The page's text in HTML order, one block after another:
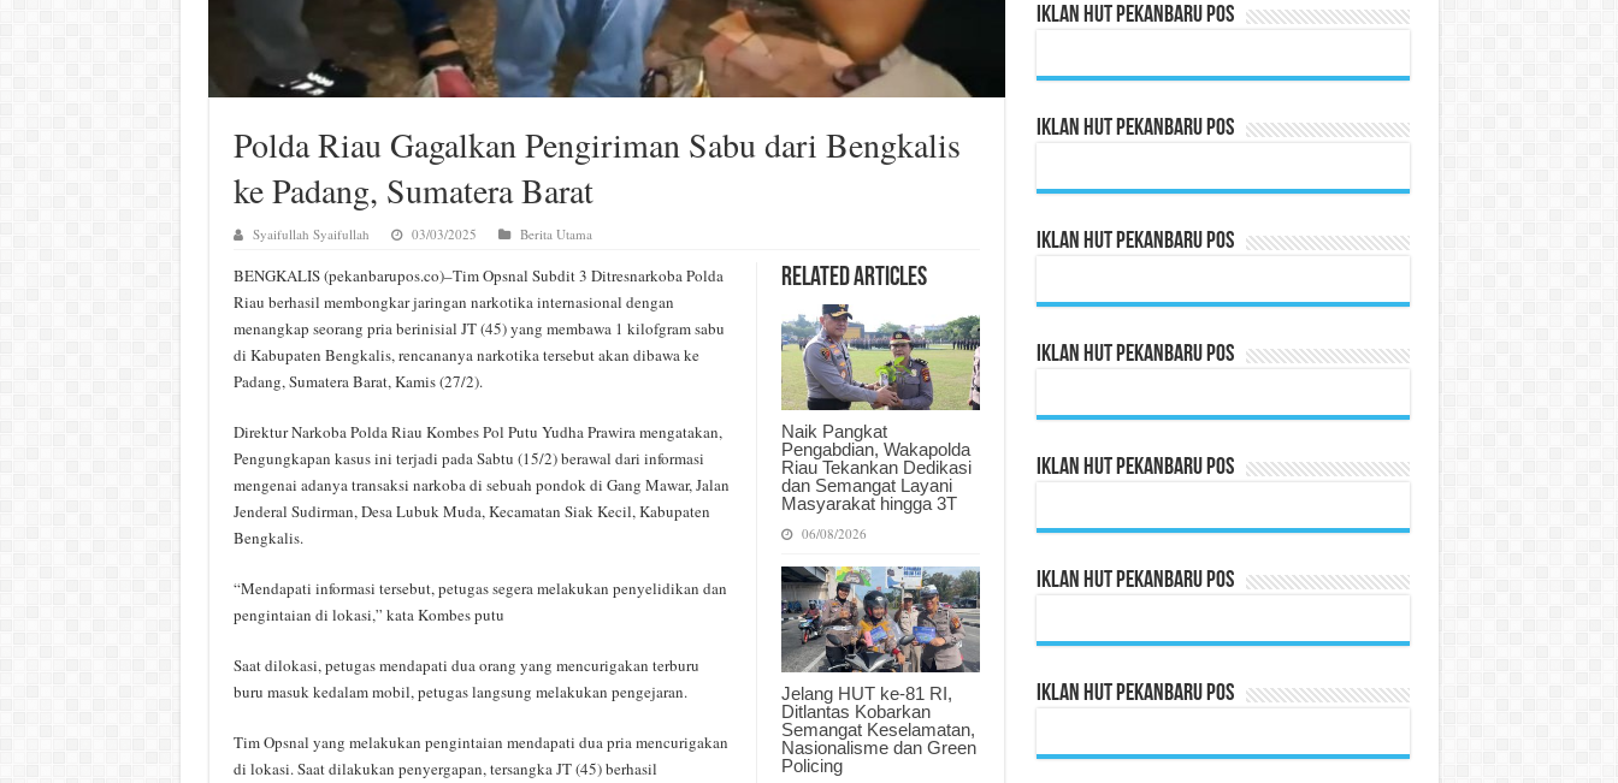
Polda Riau Gagalkan Pengiriman Sabu dari Bengkalis
ke Padang, Sumatera Barat
Syaifullah Syaifullah 03/03/2025 Berita Utama
Related Articles
Naik Pangkat
Pengabdian, Wakapolda
Riau Tekankan Dedikasi
dan Semangat Layani
Masyarakat hingga 3T
06/08/2026
Jelang HUT ke-81 RI,
Ditlantas Kobarkan
Semangat Keselamatan,
Nasionalisme dan Green
Policing
BENGKALIS (pekanbarupos.co)–Tim Opsnal Subdit 3 Ditresnarkoba Polda
Riau berhasil membongkar jaringan narkotika internasional dengan
menangkap seorang pria berinisial JT (45) yang membawa 1 kilofgram sabu
di Kabupaten Bengkalis, rencananya narkotika tersebut akan dibawa ke
Padang, Sumatera Barat, Kamis (27/2).
Direktur Narkoba Polda Riau Kombes Pol Putu Yudha Prawira mengatakan,
Pengungkapan kasus ini terjadi pada Sabtu (15/2) berawal dari informasi
mengenai adanya transaksi narkoba di sebuah pondok di Gang Mawar, Jalan
Jenderal Sudirman, Desa Lubuk Muda, Kecamatan Siak Kecil, Kabupaten
Bengkalis.
“Mendapati informasi tersebut, petugas segera melakukan penyelidikan dan
pengintaian di lokasi,” kata Kombes putu
Saat dilokasi, petugas mendapati dua orang yang mencurigakan terburu
buru masuk kedalam mobil, petugas langsung melakukan pengejaran.
Tim Opsnal yang melakukan pengintaian mendapati dua pria mencurigakan
di lokasi. Saat dilakukan penyergapan, tersangka JT (45) berhasil
Iklan HUT Pekanbaru Pos
Iklan HUT Pekanbaru Pos
Iklan HUT Pekanbaru Pos
Iklan HUT Pekanbaru Pos
Iklan HUT Pekanbaru Pos
Iklan HUT Pekanbaru Pos
Iklan HUT Pekanbaru Pos